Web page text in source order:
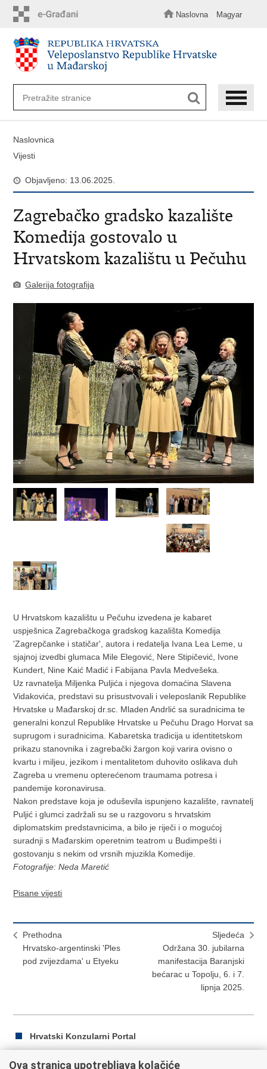
sadržaj
Naslovna Magyar
Naslovnica
Vijesti
Objavljeno: 13.06.2025.
Zagrebačko gradsko kazalište
Komedija gostovalo u
Hrvatskom kazalištu u Pečuhu
Galerija fotografija
U Hrvatskom kazalištu u Pečuhu izvedena je kabaret
uspješnica Zagrebačkoga gradskog kazališta Komedija
'Zagrepčanke i statičar', autora i redatelja Ivana Lea Leme, u
sjajnoj izvedbi glumaca Mile Elegović, Nere Stipičević, Ivone
Kundert, Nine Kaić Madić i Fabijana Pavla Medvešeka.
Uz ravnatelja Miljenka Puljića i njegova domaćina Slavena
Vidakovića, predstavi su prisustvovali i veleposlanik Republike
Hrvatske u Mađarskoj dr.sc. Mladen Andrlić sa suradnicima te
generalni konzul Republike Hrvatske u Pečuhu Drago Horvat sa
suprugom i suradnicima. Kabaretska tradicija u identitetskom
prikazu stanovnika i zagrebački žargon koji varira ovisno o
kvartu i miljeu, jezikom i mentalitetom duhovito oslikava duh
Zagreba u vremenu opterećenom traumama potresa i
pandemije koronavirusa.
Nakon predstave koja je oduševila ispunjeno kazalište, ravnatelj
Puljić i glumci zadržali su se u razgovoru s hrvatskim
diplomatskim predstavnicima, a bilo je riječi i o mogućoj
suradnji s Mađarskim operetnim teatrom u Budimpešti i
gostovanju s nekim od vrsnih mjuzikla Komedije.
Fotografije: Neda Maretić
Pisane vijesti
Prethodna
Hrvatsko-argentinski 'Ples
pod zvijezdama' u Etyeku
Sljedeća
Održana 30. jubilarna
manifestacija Baranjski
bećarac u Topolju, 6. i 7.
lipnja 2025.
Hrvatski Konzularni Portal
Ova stranica upotrebljava kolačiće